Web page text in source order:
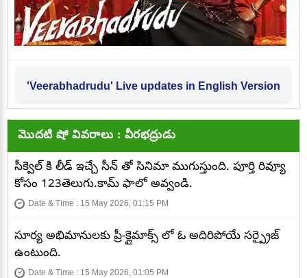
'Veerabhadrudu' Live updates in English Version
మొదటి షో వివరాలు : వీరభద్రుడు
సీక్వెల్ కి లీడ్ ఇచ్చే సీన్ తో సినిమా ముగుస్తుంది. పూర్తి రివ్యూ
కోసం 123తెలుగు.కామ్ ఫాలో అవ్వండి.
Date & Time : 15 May 2026, 01:15 PM
సూర్య అభిమానులకు ప్రీ-క్లైమాక్స్ లో ఓ అదిరిపోయే సర్ప్రైజ్
ఉంటుంది.
Date & Time : 15 May 2026, 01:05 PM